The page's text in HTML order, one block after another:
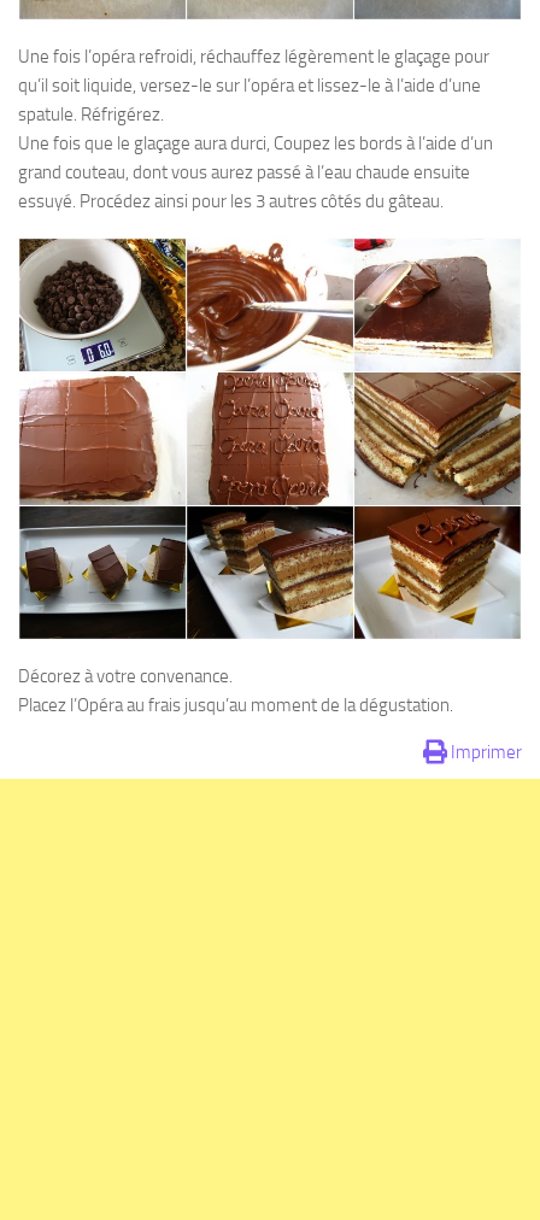
Une fois l’opéra refroidi, réchauffez légèrement le glaçage pour
qu’il soit liquide, versez-le sur l’opéra et lissez-le à l’aide d’une
spatule. Réfrigérez.
Une fois que le glaçage aura durci, Coupez les bords à l’aide d’un
grand couteau, dont vous aurez passé à l’eau chaude ensuite
essuyé. Procédez ainsi pour les 3 autres côtés du gâteau.
Décorez à votre convenance.
Placez l’Opéra au frais jusqu’au moment de la dégustation.
Imprimer